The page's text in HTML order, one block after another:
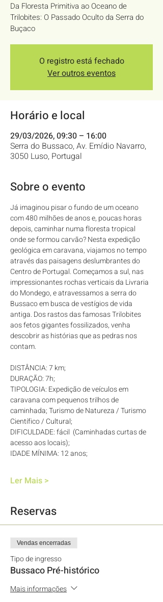
Da Floresta Primitiva ao Oceano de
Trilobites: O Passado Oculto da Serra do
Buçaco
O registro está fechado
Ver outros eventos
Horário e local
29/03/2026, 09:30 – 16:00
Serra do Bussaco, Av. Emídio Navarro,
3050 Luso, Portugal
Sobre o evento
Já imaginou pisar o fundo de um oceano
com 480 milhões de anos e, poucas horas
depois, caminhar numa floresta tropical
onde se formou carvão? Nesta expedição
geológica em caravana, viajamos no tempo
através das paisagens deslumbrantes do
Centro de Portugal. Começamos a sul, nas
impressionantes rochas verticais da Livraria
do Mondego, e atravessamos a serra do
Bussaco em busca de vestígios de vida
antiga. Dos rastos das famosas Trilobites
aos fetos gigantes fossilizados, venha
descobrir as histórias que as pedras nos
contam.
DISTÂNCIA: 7 km;
DURAÇÃO: 7h;
TIPOLOGIA: Expedição de veículos em
caravana com pequenos trilhos de
caminhada; Turismo de Natureza / Turismo
Científico / Cultural;
DIFICULDADE: fácil  (Caminhadas curtas de
acesso aos locais);
IDADE MÍNIMA: 12 anos;
Ler Mais >
Reservas
Vendas encerradas
Tipo de ingresso
Bussaco Pré-histórico
Mais informações